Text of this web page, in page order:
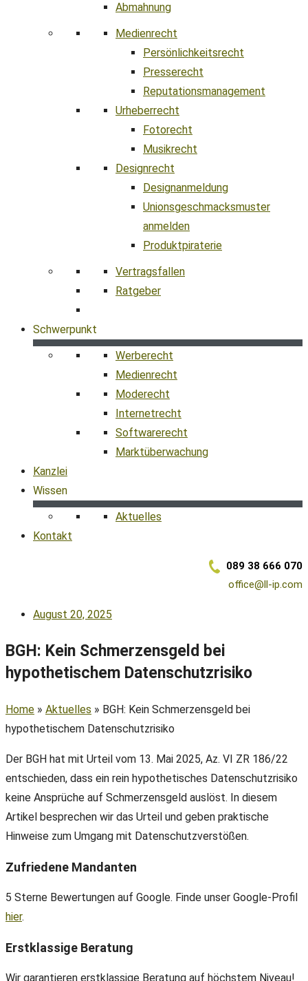
Abmahnung
Medienrecht
Persönlichkeitsrecht
Presserecht
Reputationsmanagement
Urheberrecht
Fotorecht
Musikrecht
Designrecht
Designanmeldung
Unionsgeschmacksmuster
anmelden
Produktpiraterie
Vertragsfallen
Ratgeber
Schwerpunkt
Werberecht
Medienrecht
Moderecht
Internetrecht
Softwarerecht
Marktüberwachung
Kanzlei
Wissen
Aktuelles
Kontakt
089 38 666 070
office@ll-ip.com
August 20, 2025
BGH: Kein Schmerzensgeld bei
hypothetischem Datenschutzrisiko
Home » Aktuelles » BGH: Kein Schmerzensgeld bei
hypothetischem Datenschutzrisiko
Der BGH hat mit Urteil vom 13. Mai 2025, Az. VI ZR 186/22
entschieden, dass ein rein hypothetisches Datenschutzrisiko
keine Ansprüche auf Schmerzensgeld auslöst. In diesem
Artikel besprechen wir das Urteil und geben praktische
Hinweise zum Umgang mit Datenschutzverstößen.
Zufriedene Mandanten
5 Sterne Bewertungen auf Google. Finde unser Google-Profil
hier.
Erstklassige Beratung
Wir garantieren erstklassige Beratung auf höchstem Niveau!